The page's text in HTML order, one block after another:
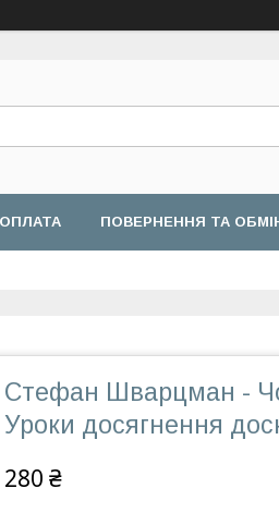
ПОВЕРНЕННЯ ТА
Стефан Шварцман -
Уроки досягнення
280 ₴